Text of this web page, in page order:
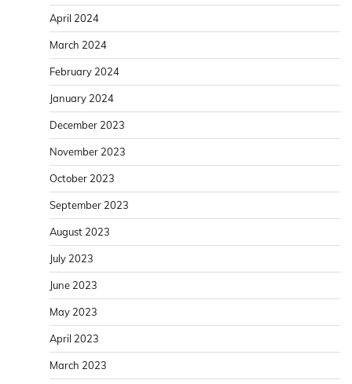
April 2024
March 2024
February 2024
January 2024
December 2023
November 2023
October 2023
September 2023
August 2023
July 2023
June 2023
May 2023
April 2023
March 2023